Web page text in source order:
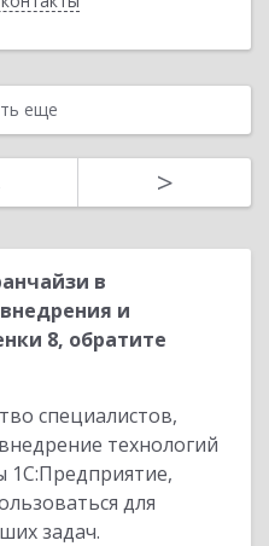
еще
>
в
и
8, обратите
специалистов,
технологий
1С:Предприятие,
для
задач.